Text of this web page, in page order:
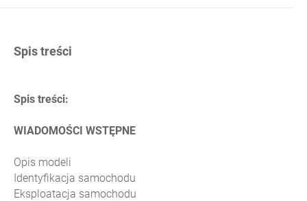
Spis treści
Spis treści:
WIADOMOŚCI WSTĘPNE
Opis modeli
Identyfikacja samochodu
Eksploatacja samochodu